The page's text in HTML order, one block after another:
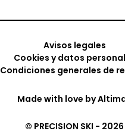
© PRECISION SKI - 2026
Avisos legales
Cookies y datos
Condiciones generales de
Made with love by